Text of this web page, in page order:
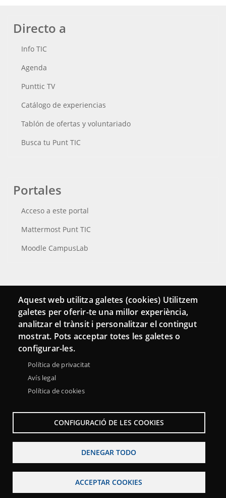
Directo a
Info TIC
Agenda
Punttic TV
Catálogo de experiencias
Tablón de ofertas y voluntariado
Busca tu Punt TIC
Portales
Acceso a este portal
Mattermost Punt TIC
Moodle CampusLab
Conecta
Contacto
Hemeroteca
Aquest web utilitza galetes (cookies) Utilitzem
galetes per oferir-te una millor experiència,
analitzar el trànsit i personalitzar el contingut
mostrat. Pots acceptar totes les galetes o
configurar-les.
Política de privacitat
Avís legal
Política de cookies
CONFIGURACIÓ DE LES COOKIES
DENEGAR TODO
ACCEPTAR COOKIES
Menu
Sobre la Red Punt TIC Aviso legal
Accesibilidad